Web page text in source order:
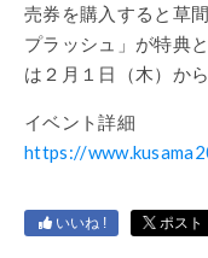
売券を購入すると草
プラッシュ」が特典
は２月１日（木）か
イベント詳細
https://
いいね ! ポスト